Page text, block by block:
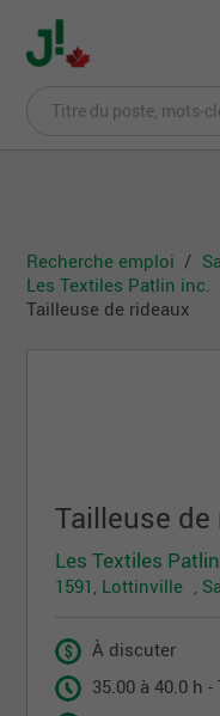
Recherche emploi
Les Textiles Patlin inc.
Tailleuse de rideaux
Tailleuse de
Les Textiles
1591, Lottinville ,
À discuter
35.00 à 40.0 h